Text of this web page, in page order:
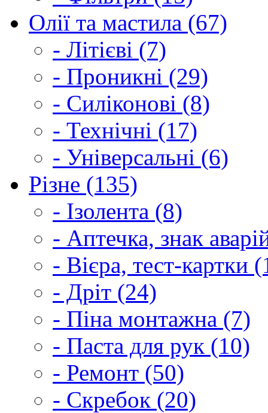
Олії та мастила (67)
- Літієві (7)
- Проникні (29)
- Силіконові (8)
- Технічні (17)
- Універсальні (6)
Різне (135)
- Ізолента (8)
- Аптечка, знак
- Вієра, тест-картки
- Дріт (24)
- Піна монтажна (7)
- Паста для рук (10)
- Ремонт (50)
- Скребок (20)